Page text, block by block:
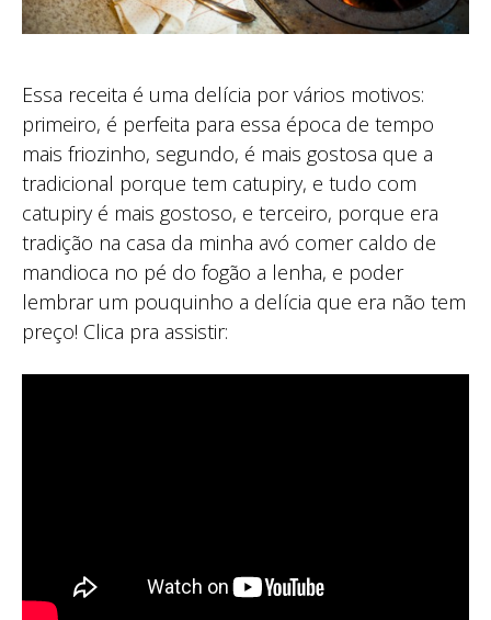
Essa receita é uma delícia por vários motivos:
primeiro, é perfeita para essa época de tempo
mais friozinho, segundo, é mais gostosa que a
tradicional porque tem catupiry, e tudo com
catupiry é mais gostoso, e terceiro, porque era
tradição na casa da minha avó comer caldo de
mandioca no pé do fogão a lenha, e poder
lembrar um pouquinho a delícia que era não tem
preço! Clica pra assistir: